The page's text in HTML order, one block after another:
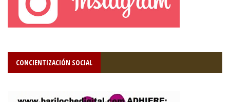
CONCIENTIZACIÓN SOCIAL